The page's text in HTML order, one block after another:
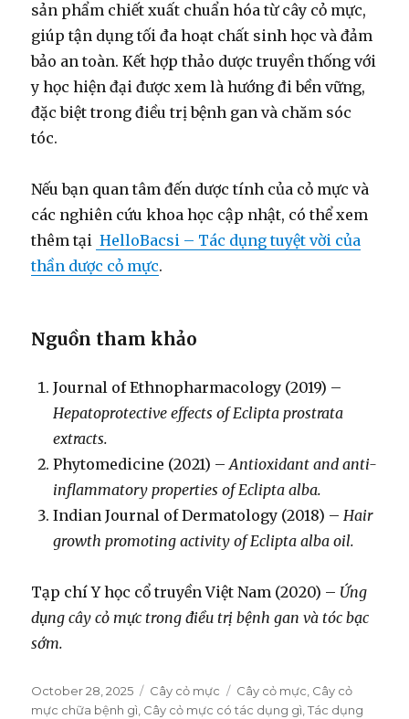
sản phẩm chiết xuất chuẩn hóa từ cây cỏ mực,
giúp tận dụng tối đa hoạt chất sinh học và đảm
bảo an toàn. Kết hợp thảo dược truyền thống với
y học hiện đại được xem là hướng đi bền vững,
đặc biệt trong điều trị bệnh gan và chăm sóc
tóc.
Nếu bạn quan tâm đến dược tính của cỏ mực và
các nghiên cứu khoa học cập nhật, có thể xem
thêm tại HelloBacsi – Tác dụng tuyệt vời của
thần dược cỏ mực.
Nguồn tham khảo
Journal of Ethnopharmacology (2019) –
Hepatoprotective effects of Eclipta prostrata
extracts.
Phytomedicine (2021) –Antioxidant and anti-
inflammatory properties of Eclipta alba.
Indian Journal of Dermatology (2018) –Hair
growth promoting activity of Eclipta alba oil.
Tạp chí Y học cổ truyền Việt Nam (2020) – Ứng
dụng cây cỏ mực trong điều trị bệnh gan và tóc bạc
sớm.
Posted
on
October 28, 2025 Categories
Cây cỏ mực Tags
Cây cỏ mực, Cây cỏ
mực chữa bệnh gì, Cây cỏ mực có tác dụng gì,Tác dụng